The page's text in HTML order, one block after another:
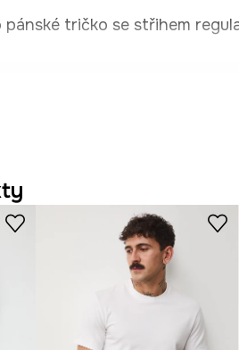
tričko se střihem
tričko ideální pro nošení v teplejších
klasický vzhled a zvyšuje pohodlí při
pohádkou Tom a Jerry dodává
vytváření mnoha různých